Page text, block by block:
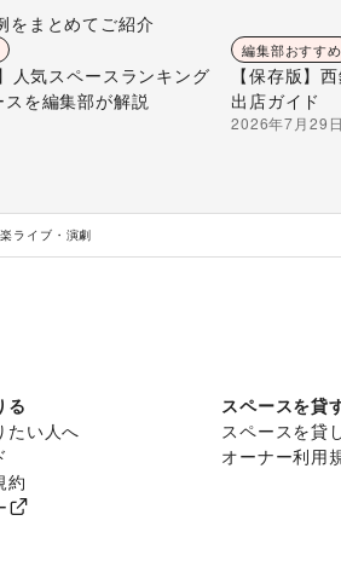
をまとめてご紹介
人気スペースランキング
スを編集部が解説
編集部おすすめ
【保存版】
出店ガイド
2026年7月29日
ライブ・演劇
る
たい人へ
約
スペースを貸
スペースを貸
オーナー利用